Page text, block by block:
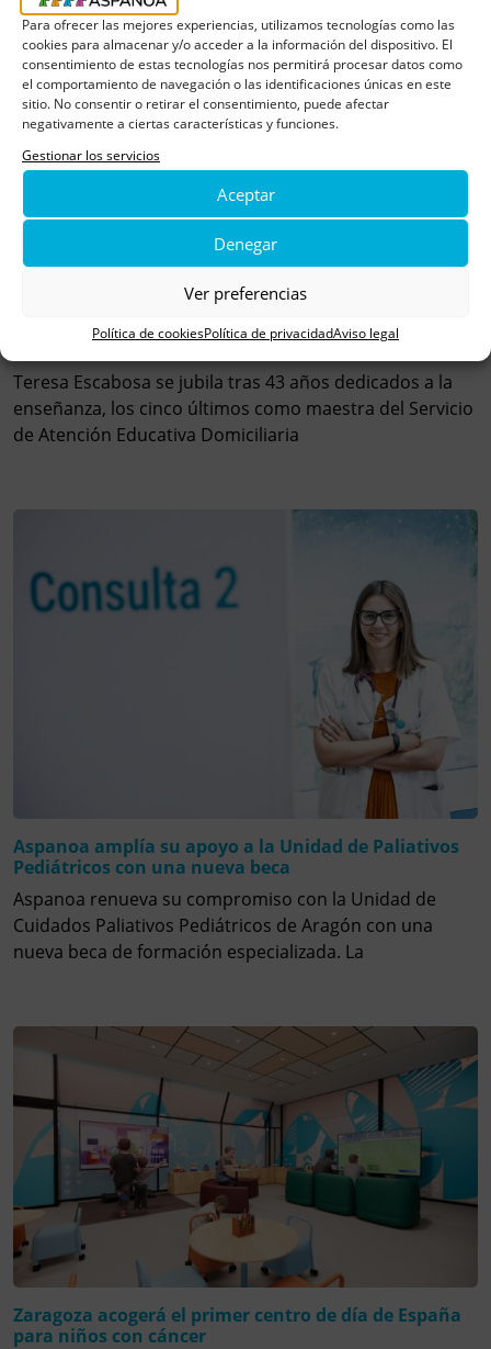
Para ofrecer las mejores experiencias, utilizamos tecnologías como las
cookies para almacenar y/o acceder a la información del dispositivo. El
consentimiento de estas tecnologías nos permitirá procesar datos como
el comportamiento de navegación o las identificaciones únicas en este
sitio. No consentir o retirar el consentimiento, puede afectar
negativamente a ciertas características y funciones.
Gestionar los servicios
Aceptar
Denegar
Ver preferencias
Política de cookiesPolítica de privacidadAviso legal
«Ha sido un regalo acompañar a los niños con
Teresa Escabosa se jubila tras 43 años dedicados a la
enseñanza, los cinco últimos como maestra del Servicio
de Atención Educativa Domiciliaria
Aspanoa amplía su apoyo a la Unidad de Paliativos
Pediátricos con una nueva beca
Aspanoa renueva su compromiso con la Unidad de
Cuidados Paliativos Pediátricos de Aragón con una
nueva beca de formación especializada. La
Zaragoza acogerá el primer centro de día de España
para niños con cáncer